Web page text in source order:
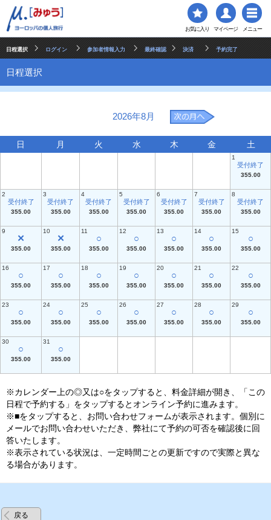
お気に入り マイページ メニュー
日程選択 ログイン 参加者情報入力 最終確認 決済 予約完了
日程選択
2026年8月
日 月 火 水 木 金 土
1
受付終了
355.00
2
受付終了
355.00
3
受付終了
355.00
4
受付終了
355.00
5
受付終了
355.00
6
受付終了
355.00
7
受付終了
355.00
8
受付終了
355.00
9
✕
355.00
10
✕
355.00
11
○
355.00
12
○
355.00
13
○
355.00
14
○
355.00
15
○
355.00
16
○
355.00
17
○
355.00
18
○
355.00
19
○
355.00
20
○
355.00
21
○
355.00
22
○
355.00
23
○
355.00
24
○
355.00
25
○
355.00
26
○
355.00
27
○
355.00
28
○
355.00
29
○
355.00
30
○
355.00
31
○
355.00
※カレンダー上の◎又は○をタップすると、料金詳細が開き、「この
日程で予約する」をタップするとオンライン予約に進みます。
※■をタップすると、お問い合わせフォームが表示されます。個別に
メールでお問い合わせいただき、弊社にて予約の可否を確認後に回
答いたします。
※表示されている状況は、一定時間ごとの更新ですので実際と異な
る場合があります。
戻る